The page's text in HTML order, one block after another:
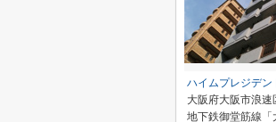
ハイムプレジデン
大阪府大阪市浪速
地下鉄御堂筋線